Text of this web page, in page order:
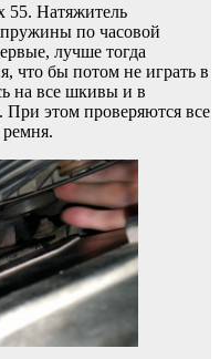
55. Натяжитель
пружины по часовой
лучше тогда
что бы потом не играть в
на все шкивы и в
При этом проверяются все
ремня.